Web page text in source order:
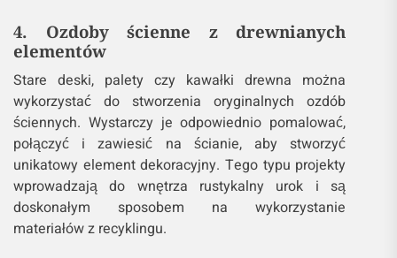
4. Ozdoby ścienne z drewnianych
elementów
Stare deski, palety czy kawałki drewna można
wykorzystać do stworzenia oryginalnych ozdób
ściennych. Wystarczy je odpowiednio pomalować,
połączyć i zawiesić na ścianie, aby stworzyć
unikatowy element dekoracyjny. Tego typu projekty
wprowadzają do wnętrza rustykalny urok i są
doskonałym sposobem na wykorzystanie
materiałów z recyklingu.